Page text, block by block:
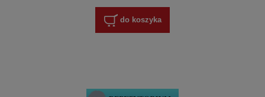
do koszyka